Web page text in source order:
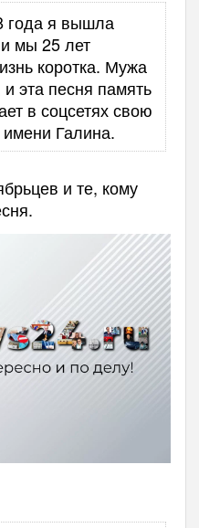
года я вышла
мы 25 лет
коротка. Мужа
и этапесня память
в соцсетях свою
Галина.
и те, кому